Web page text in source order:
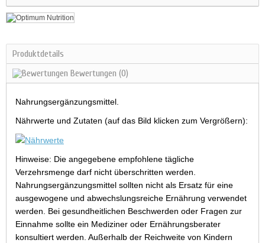
Produktdetails
Bewertungen (0)
Nahrungsergänzungsmittel.
Nährwerte und Zutaten (auf das Bild klicken zum Vergrößern):
Hinweise: Die angegebene empfohlene tägliche
Verzehrsmenge darf nicht überschritten werden.
Nahrungsergänzungsmittel sollten nicht als Ersatz für eine
ausgewogene und abwechslungsreiche Ernährung verwendet
werden. Bei gesundheitlichen Beschwerden oder Fragen zur
Einnahme sollte ein Mediziner oder Ernährungsberater
konsultiert werden. Außerhalb der Reichweite von Kindern